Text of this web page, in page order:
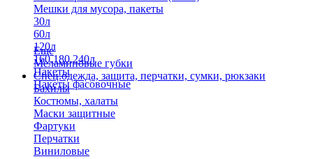
Мешки для мусора, пакеты
30л
60л
120л
160,180,240л
Пакеты
Пакеты фасовочные
Еще
Меламиновые губки
Спец.одежда, защита, перчатки, сумки, рюкзаки
Бахилы
Костюмы, халаты
Маски защитные
Фартуки
Перчатки
Виниловые